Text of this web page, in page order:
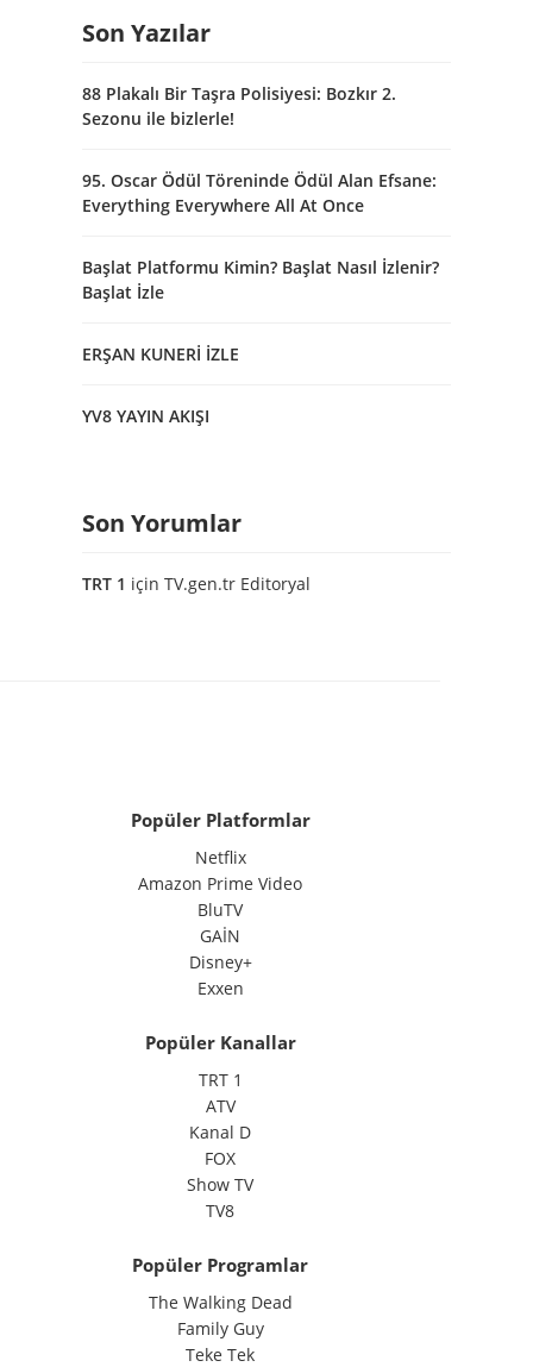
Son Yazılar
88 Plakalı Bir Taşra Polisiyesi: Bozkır 2.
Sezonu ile bizlerle!
95. Oscar Ödül Töreninde Ödül Alan Efsane:
Everything Everywhere All At Once
Başlat Platformu Kimin? Başlat Nasıl İzlenir?
Başlat İzle
ERŞAN KUNERİ İZLE
YV8 YAYIN AKIŞI
Son Yorumlar
TRT 1 için TV.gen.tr Editoryal
Popüler Platformlar
Netflix
Amazon Prime Video
BluTV
GAİN
Disney+
Exxen
Popüler Kanallar
TRT 1
ATV
Kanal D
FOX
Show TV
TV8
Popüler Programlar
The Walking Dead
Family Guy
Teke Tek